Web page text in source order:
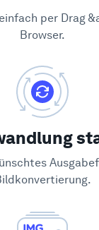
per Drag
Browser.